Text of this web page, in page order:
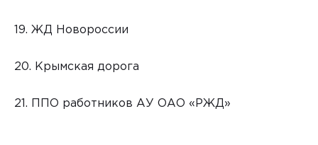
19. ЖД Новороссии
20. Крымская дорога
21. ППО работников АУ ОАО «РЖД»